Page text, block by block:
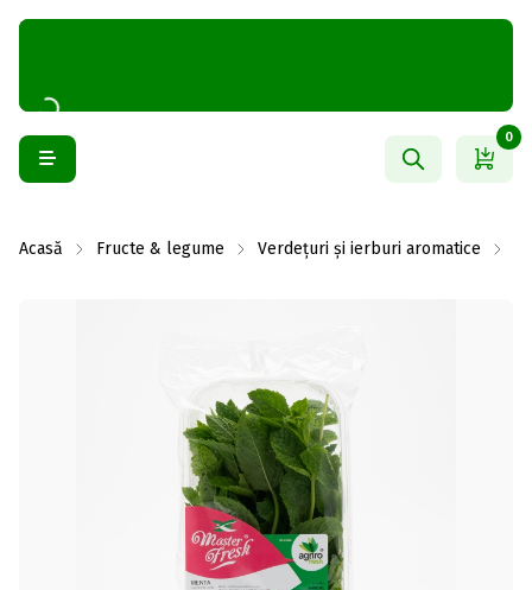
0
Acasă Fructe & legume Verdețuri și ierburi aromatice